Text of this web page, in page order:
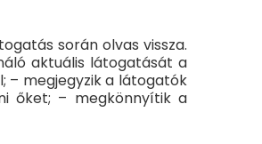
során olvas vissza.
aktuális látogatását a
– megjegyzik a látogatók
őket; – megkönnyítik a